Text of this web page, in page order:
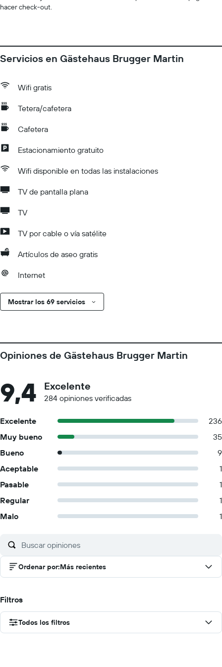
hacer check-out.
Servicios en Gästehaus Brugger Martin
Wifi gratis
Tetera/cafetera
Cafetera
Estacionamiento gratuito
Wifi disponible en todas las instalaciones
TV de pantalla plana
TV
TV por cable o vía satélite
Artículos de aseo gratis
Internet
Mostrar los 69 servicios
Opiniones de Gästehaus Brugger Martin
9,4 Excelente
284 opiniones verificadas
Excelente
236
Muy bueno
35
Bueno
9
Aceptable
1
Pasable
1
Regular
1
Malo
1
Ordenar por:Más recientes
Filtros
Todos los filtros